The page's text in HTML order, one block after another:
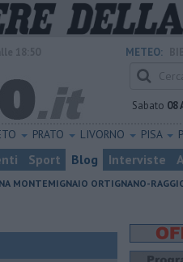
METEO:
Sabato 08
PRATO LIVORNO PISA
Sport Blog Interviste
MONTEMIGNAIO ORTIGNANO-